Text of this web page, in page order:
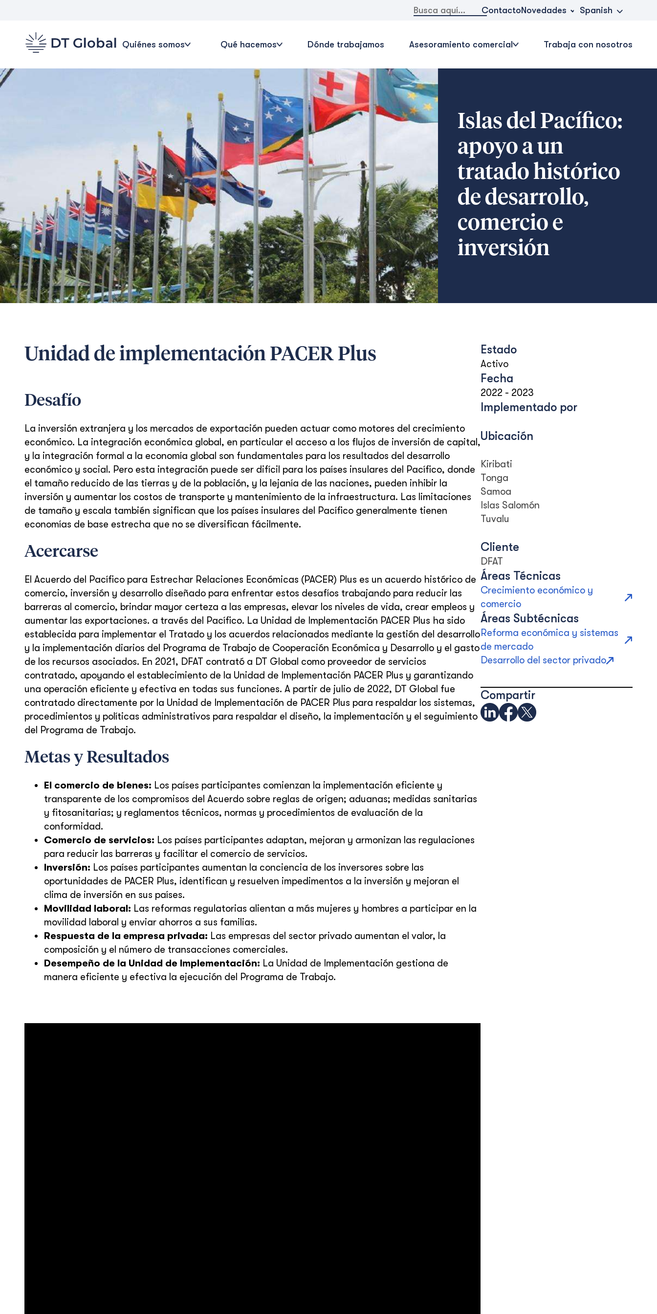
Buscar: ContactoNovedades Spanish
Quiénes somos Qué hacemos Dónde trabajamos Asesoramiento comercial Trabaja con nosotros
Islas del Pacífico:
apoyo a un
tratado histórico
de desarrollo,
comercio e
inversión
Unidad de implementación PACER Plus
Desafío
La inversión extranjera y los mercados de exportación pueden actuar como motores del crecimiento
económico. La integración económica global, en particular el acceso a los flujos de inversión de capital,
y la integración formal a la economía global son fundamentales para los resultados del desarrollo
económico y social. Pero esta integración puede ser difícil para los países insulares del Pacífico, donde
el tamaño reducido de las tierras y de la población, y la lejanía de las naciones, pueden inhibir la
inversión y aumentar los costos de transporte y mantenimiento de la infraestructura. Las limitaciones
de tamaño y escala también significan que los países insulares del Pacífico generalmente tienen
economías de base estrecha que no se diversifican fácilmente.
Acercarse
El Acuerdo del Pacífico para Estrechar Relaciones Económicas (PACER) Plus es un acuerdo histórico de
comercio, inversión y desarrollo diseñado para enfrentar estos desafíos trabajando para reducir las
barreras al comercio, brindar mayor certeza a las empresas, elevar los niveles de vida, crear empleos y
aumentar las exportaciones. a través del Pacífico. La Unidad de Implementación PACER Plus ha sido
establecida para implementar el Tratado y los acuerdos relacionados mediante la gestión del desarrollo
y la implementación diarios del Programa de Trabajo de Cooperación Económica y Desarrollo y el gasto
de los recursos asociados. En 2021, DFAT contrató a DT Global como proveedor de servicios
contratado, apoyando el establecimiento de la Unidad de Implementación PACER Plus y garantizando
una operación eficiente y efectiva en todas sus funciones. A partir de julio de 2022, DT Global fue
contratado directamente por la Unidad de Implementación de PACER Plus para respaldar los sistemas,
procedimientos y políticas administrativos para respaldar el diseño, la implementación y el seguimiento
del Programa de Trabajo.
Metas y Resultados
El comercio de bienes: Los países participantes comienzan la implementación eficiente y
transparente de los compromisos del Acuerdo sobre reglas de origen; aduanas; medidas sanitarias
y fitosanitarias; y reglamentos técnicos, normas y procedimientos de evaluación de la
conformidad.
Comercio de servicios: Los países participantes adaptan, mejoran y armonizan las regulaciones
para reducir las barreras y facilitar el comercio de servicios.
Inversión: Los países participantes aumentan la conciencia de los inversores sobre las
oportunidades de PACER Plus, identifican y resuelven impedimentos a la inversión y mejoran el
clima de inversión en sus países.
Movilidad laboral: Las reformas regulatorias alientan a más mujeres y hombres a participar en la
movilidad laboral y enviar ahorros a sus familias.
Respuesta de la empresa privada: Las empresas del sector privado aumentan el valor, la
composición y el número de transacciones comerciales.
Desempeño de la Unidad de Implementación: La Unidad de Implementación gestiona de
manera eficiente y efectiva la ejecución del Programa de Trabajo.
Estado
Activo
Fecha
2022 - 2023
Implementado por
Ubicación
Kiribati
Tonga
Samoa
Islas Salomón
Tuvalu
Cliente
DFAT
Áreas Técnicas
Crecimiento económico y
comercio
Áreas Subtécnicas
Reforma económica y sistemas
de mercado
Desarrollo del sector privado
Compartir